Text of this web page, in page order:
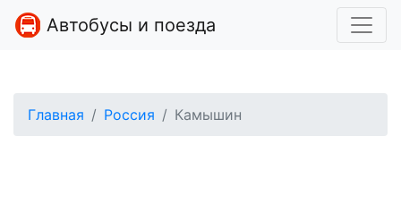
Автобусы и поезда
Главная Россия Камышин